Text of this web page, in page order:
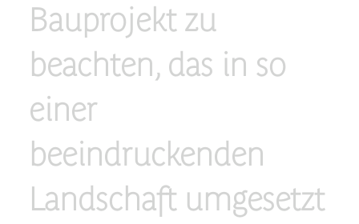
Bauprojekt zu
beachten, das in so
einer
beeindruckenden
Landschaft umgesetzt